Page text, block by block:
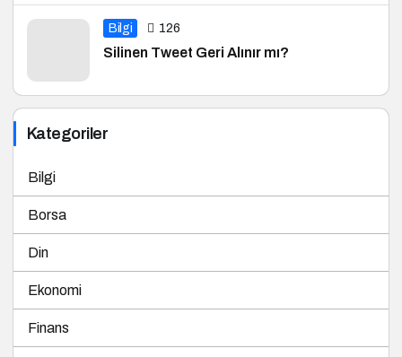
Bilgi 126
Silinen Tweet Geri Alınır mı?
Kategoriler
Bilgi
Borsa
Din
Ekonomi
Finans